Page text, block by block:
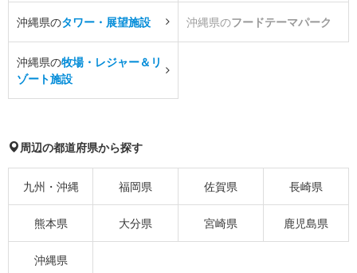
沖縄県のタワー・展望施設 沖縄県のフードテーマパーク
沖縄県の牧場・レジャー＆リ
ゾート施設
周辺の都道府県から探す
九州・沖縄 福岡県 佐賀県 長崎県
熊本県 大分県 宮崎県 鹿児島県
沖縄県